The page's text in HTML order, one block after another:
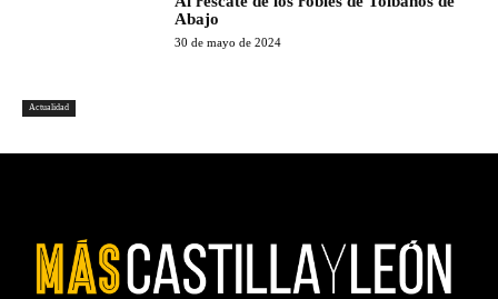
Actualidad
Abajo
30 de mayo de 2024